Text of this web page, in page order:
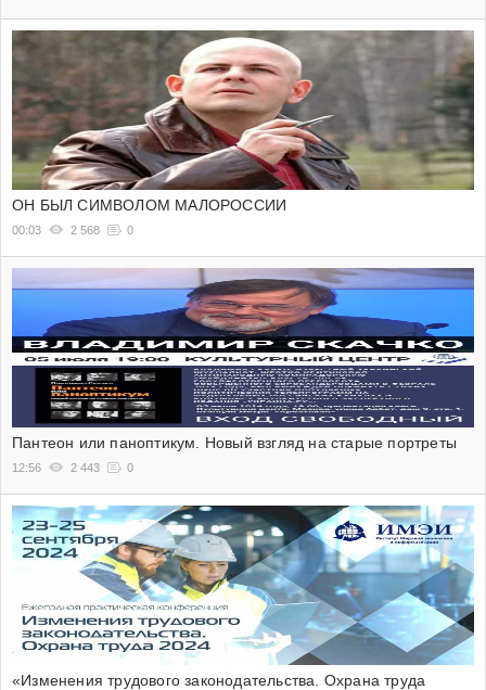
ОН БЫЛ СИМВОЛОМ МАЛОРОССИИ
00:03 2 568 0
Пантеон или паноптикум. Новый взгляд на старые портреты
12:56 2 443 0
«Изменения трудового законодательства. Охрана труда